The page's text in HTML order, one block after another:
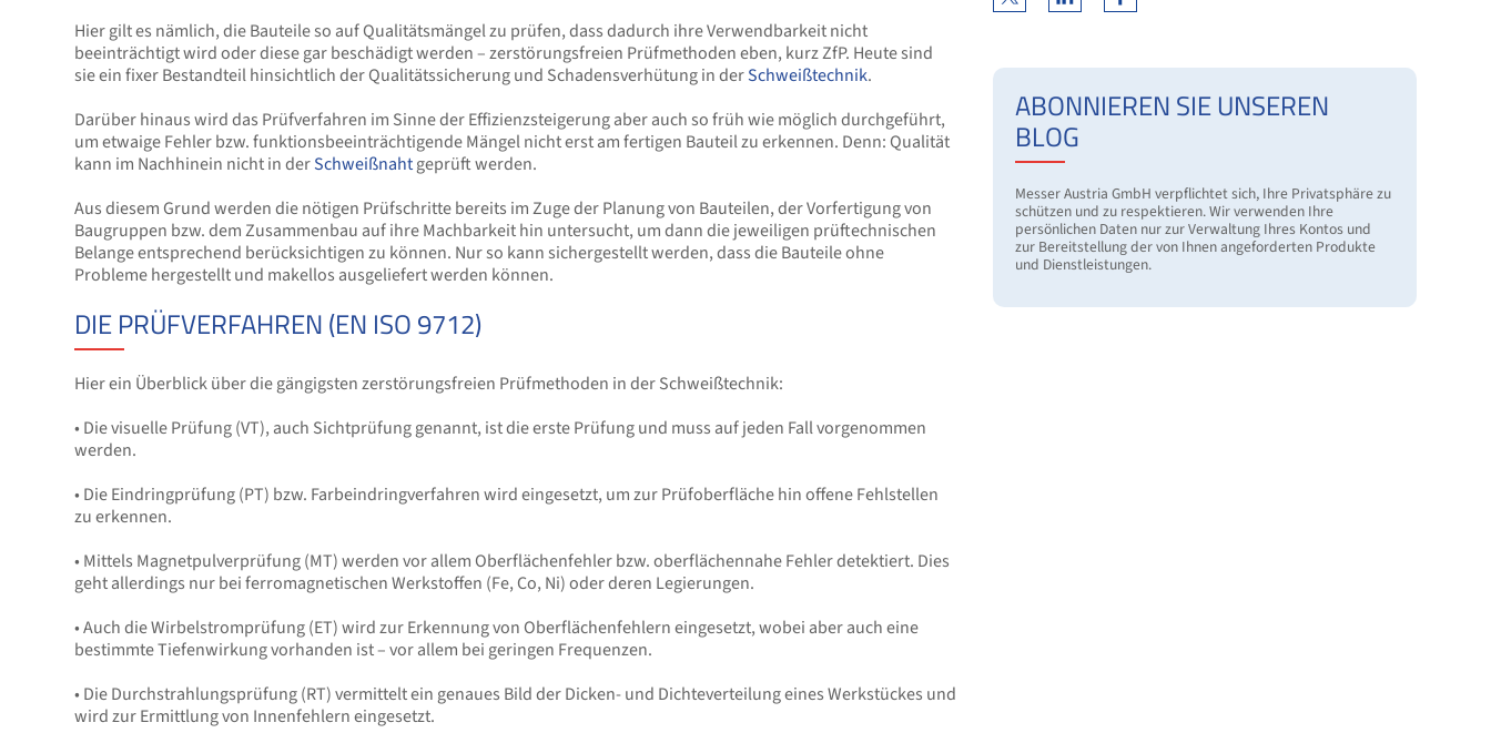
Hier gilt es nämlich, die Bauteile so auf Qualitätsmängel zu prüfen, dass dadurch ihre Verwendbarkeit nicht
beeinträchtigt wird oder diese gar beschädigt werden – zerstörungsfreien Prüfmethoden eben, kurz ZfP. Heute sind
sie ein fixer Bestandteil hinsichtlich der Qualitätssicherung und Schadensverhütung in derSchweißtechnik.
Darüber hinaus wird das Prüfverfahren im Sinne der Effizienzsteigerung aber auch so früh wie möglich durchgeführt,
um etwaige Fehler bzw. funktionsbeeinträchtigende Mängel nicht erst am fertigen Bauteil zu erkennen. Denn: Qualität
kann im Nachhinein nicht in derSchweißnahtgeprüft werden.
Aus diesem Grund werden die nötigen Prüfschritte bereits im Zuge der Planung von Bauteilen, der Vorfertigung von
Baugruppen bzw. dem Zusammenbau auf ihre Machbarkeit hin untersucht, um dann die jeweiligen prüftechnischen
Belange entsprechend berücksichtigen zu können. Nur so kann sichergestellt werden, dass die Bauteile ohne
Probleme hergestellt und makellos ausgeliefert werden können.
DIE PRÜFVERFAHREN (EN ISO 9712)
Hier ein Überblick über die gängigsten zerstörungsfreien Prüfmethoden in der Schweißtechnik:
• Die visuelle Prüfung (VT), auch Sichtprüfung genannt, ist die erste Prüfung und muss auf jeden Fall vorgenommen
werden.
• Die Eindringprüfung (PT) bzw. Farbeindringverfahren wird eingesetzt, um zur Prüfoberfläche hin offene Fehlstellen
zu erkennen.
• Mittels Magnetpulverprüfung (MT) werden vor allem Oberflächenfehler bzw. oberflächennahe Fehler detektiert. Dies
geht allerdings nur bei ferromagnetischen Werkstoffen (Fe, Co, Ni) oder deren Legierungen.
• Auch die Wirbelstromprüfung (ET) wird zur Erkennung von Oberflächenfehlern eingesetzt, wobei aber auch eine
bestimmte Tiefenwirkung vorhanden ist – vor allem bei geringen Frequenzen.
• Die Durchstrahlungsprüfung (RT) vermittelt ein genaues Bild der Dicken- und Dichteverteilung eines Werkstückes und
wird zur Ermittlung von Innenfehlern eingesetzt.
ABONNIEREN SIE UNSEREN
BLOG
Messer Austria GmbH verpflichtet sich, Ihre Privatsphäre zu
schützen und zu respektieren. Wir verwenden Ihre
persönlichen Daten nur zur Verwaltung Ihres Kontos und
zur Bereitstellung der von Ihnen angeforderten Produkte
und Dienstleistungen.